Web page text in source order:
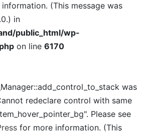
(This message was
in
public_html/wp-
on line 6170
was
redeclare control with same
Please see
for more information. (This